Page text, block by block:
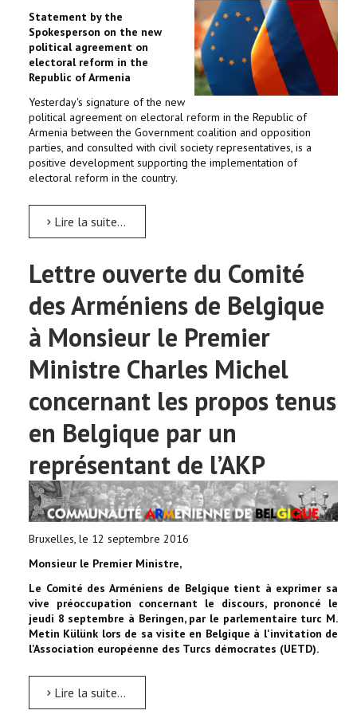
Statement by the
Spokesperson on the new
political agreement on
electoral reform in the
Republic of Armenia
Yesterday's signature of the new
political agreement on electoral reform in the Republic of
Armenia between the Government coalition and opposition
parties, and consulted with civil society representatives, is a
positive development supporting the implementation of
electoral reform in the country.
Lire la suite...
Lettre ouverte du Comité
des Arméniens de Belgique
à Monsieur le Premier
Ministre Charles Michel
concernant les propos tenus
en Belgique par un
représentant de l’AKP
Bruxelles, le 12 septembre 2016
Monsieur le Premier Ministre,
Le Comité des Arméniens de Belgique tient à exprimer sa
vive préoccupation concernant le discours, prononcé le
jeudi 8 septembre à Beringen, par le parlementaire turc M.
Metin Külünk lors de sa visite en Belgique à l'invitation de
l'Association européenne des Turcs démocrates (UETD).
Lire la suite...